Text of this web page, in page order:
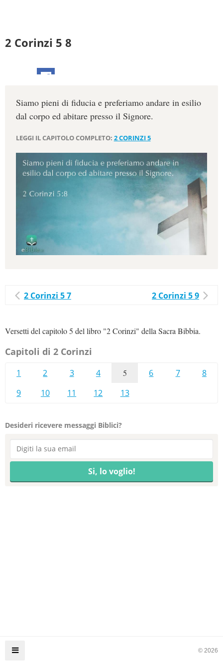
2 Corinzi 5 8
Siamo pieni di fiducia e preferiamo andare in esilio
dal corpo ed abitare presso il Signore.
LEGGI IL CAPITOLO COMPLETO: 2 CORINZI 5
2 Corinzi 5 7 2 Corinzi 5 9
Versetti del capitolo 5 del libro "2 Corinzi" della Sacra Bibbia.
Capitoli di 2 Corinzi
1 2 3 4 5 6 7
8
9
10 11 12 13
Desideri ricevere messaggi Biblici?
© 2026